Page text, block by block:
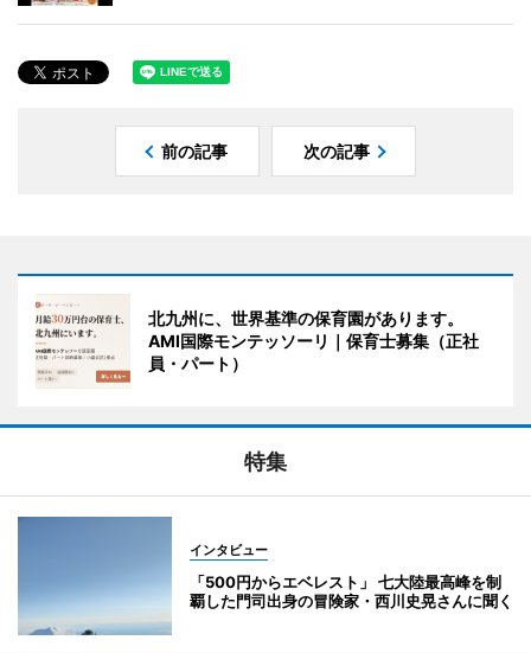
前の記事 次の記事
北九州に、世界基準の保育園があります。
AMI国際モンテッソーリ｜保育士募集（正社
員・パート）
特集
インタビュー
「500円からエベレスト」 七大陸最高峰を制
覇した門司出身の冒険家・西川史晃さんに聞く